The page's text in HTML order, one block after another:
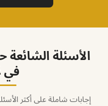
الأسئلة
في
إجابات شاملة على أكثر